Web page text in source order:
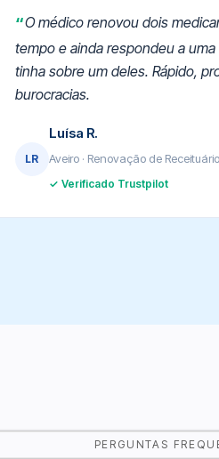
O médico renovou dois
tempo e ainda respondeu a
tinha sobre um deles. Rápido,
burocracias.
LR
Luísa R.
Aveiro · Renovação de Receituário
✓ Verificado Trustpilot
PERGUNTAS